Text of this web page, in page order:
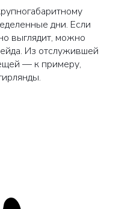
дни. Если
выглядит, можно
Из отслужившей
— к примеру,
менеджеры